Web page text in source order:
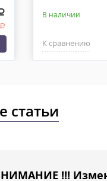
В наличии
К сравнению
статьи
!!!